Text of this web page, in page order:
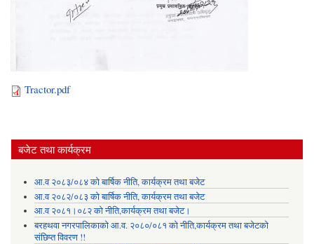
Tractor.pdf
बजेट तथा कार्यक्रम
आ.व २०८३/०८४ को बार्षिक नीति, कार्यक्रम तथा बजेट
आ.व २०८२/०८३ को बार्षिक नीति, कार्यक्रम तथा बजेट
आ.व २०८१।०८२ को नीति,कार्यक्रम तथा बजेट।
बरहथवा नगरपालिकाको आ.व. २०८०/०८१ को नीति,कार्यक्रम तथा बजेटको
संछिप्त विवरण !!